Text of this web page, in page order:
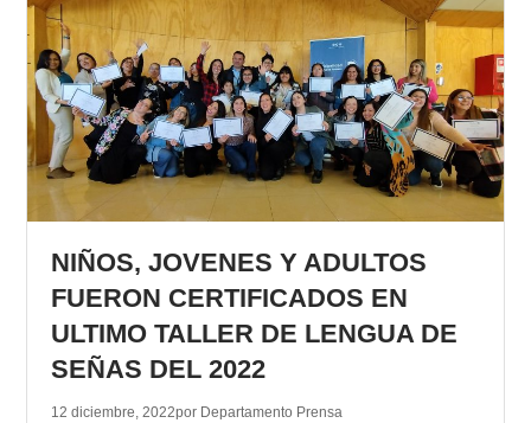
NIÑOS, JOVENES Y ADULTOS
FUERON CERTIFICADOS EN
ULTIMO TALLER DE LENGUA DE
SEÑAS DEL 2022
12 diciembre, 2022por Departamento Prensa